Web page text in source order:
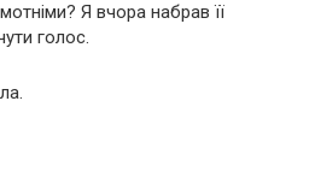
Я вчора набрав її
голос.